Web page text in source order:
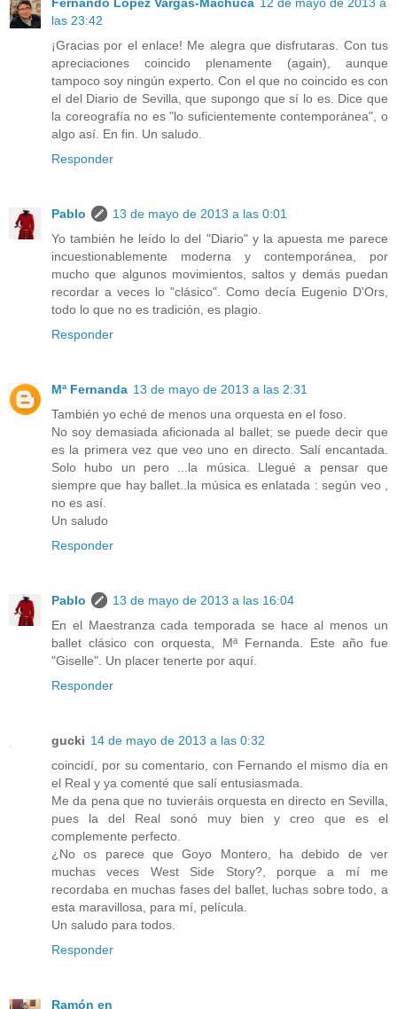
las 23:42
¡Gracias por el enlace! Me alegra que disfrutaras. Con tus
apreciaciones coincido plenamente (again), aunque
tampoco soy ningún experto. Con el que no coincido es con
el del Diario de Sevilla, que supongo que sí lo es. Dice que
la coreografía no es "lo suficientemente contemporánea", o
algo así. En fin. Un saludo.
Responder
Pablo
13 de mayo de 2013 a las 0:01
Yo también he leído lo del "Diario" y la apuesta me parece
incuestionablemente moderna y contemporánea, por
mucho que algunos movimientos, saltos y demás puedan
recordar a veces lo "clásico". Como decía Eugenio D'Ors,
todo lo que no es tradición, es plagio.
Responder
Mª Fernanda 13 de mayo de 2013 a las 2:31
También yo eché de menos una orquesta en el foso.
No soy demasiada aficionada al ballet; se puede decir que
es la primera vez que veo uno en directo. Salí encantada.
Solo hubo un pero ...la música. Llegué a pensar que
siempre que hay ballet..la música es enlatada : según veo ,
no es así.
Un saludo
Responder
Pablo
13 de mayo de 2013 a las 16:04
En el Maestranza cada temporada se hace al menos un
ballet clásico con orquesta, Mª Fernanda. Este año fue
"Giselle". Un placer tenerte por aquí.
Responder
gucki 14 de mayo de 2013 a las 0:32
coincidí, por su comentario, con Fernando el mismo día en
el Real y ya comenté que salí entusiasmada.
Me da pena que no tuvieráis orquesta en directo en Sevilla,
pues la del Real sonó muy bien y creo que es el
complemente perfecto.
¿No os parece que Goyo Montero, ha debido de ver
muchas veces West Side Story?, porque a mí me
recordaba en muchas fases del ballet, luchas sobre todo, a
esta maravillosa, para mí, película.
Un saludo para todos.
Responder
Ramón en